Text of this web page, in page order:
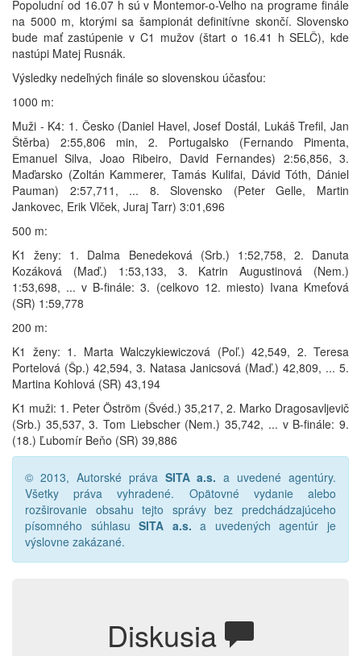
Popoludní od 16.07 h sú v Montemor-o-Velho na programe finále
na 5000 m, ktorými sa šampionát definitívne skončí. Slovensko
bude mať zastúpenie v C1 mužov (štart o 16.41 h SELČ), kde
nastúpi Matej Rusnák.
Výsledky nedeľných finále so slovenskou účasťou:
1000 m:
Muži - K4: 1. Česko (Daniel Havel, Josef Dostál, Lukáš Trefil, Jan
Štěrba) 2:55,806 min, 2. Portugalsko (Fernando Pimenta,
Emanuel Silva, Joao Ribeiro, David Fernandes) 2:56,856, 3.
Maďarsko (Zoltán Kammerer, Tamás Kulifai, Dávid Tóth, Dániel
Pauman) 2:57,711, ... 8. Slovensko (Peter Gelle, Martin
Jankovec, Erik Vlček, Juraj Tarr) 3:01,696
500 m:
K1 ženy: 1. Dalma Benedeková (Srb.) 1:52,758, 2. Danuta
Kozáková (Maď.) 1:53,133, 3. Katrin Augustinová (Nem.)
1:53,698, ... v B-finále: 3. (celkovo 12. miesto) Ivana Kmeťová
(SR) 1:59,778
200 m:
K1 ženy: 1. Marta Walczykiewiczová (Poľ.) 42,549, 2. Teresa
Portelová (Šp.) 42,594, 3. Natasa Janicsová (Maď.) 42,809, ... 5.
Martina Kohlová (SR) 43,194
K1 muži: 1. Peter Öström (Švéd.) 35,217, 2. Marko Dragosavljevič
(Srb.) 35,537, 3. Tom Liebscher (Nem.) 35,742, ... v B-finále: 9.
(18.) Ľubomír Beňo (SR) 39,886
© 2013, Autorské práva SITA a.s. a uvedené agentúry.
Všetky práva vyhradené. Opätovné vydanie alebo
rozširovanie obsahu tejto správy bez predchádzajúceho
písomného súhlasuSITA a.s. a uvedených agentúr je
výslovne zakázané.
Diskusia